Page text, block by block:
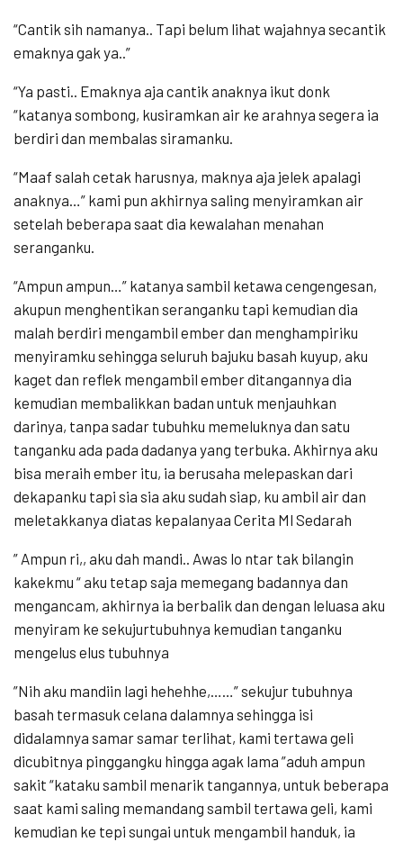
“Cantik sih namanya.. Tapi belum lihat wajahnya secantik
emaknya gak ya..”
“Ya pasti.. Emaknya aja cantik anaknya ikut donk
“katanya sombong, kusiramkan air ke arahnya segera ia
berdiri dan membalas siramanku.
“Maaf salah cetak harusnya, maknya aja jelek apalagi
anaknya…” kami pun akhirnya saling menyiramkan air
setelah beberapa saat dia kewalahan menahan
seranganku.
“Ampun ampun…” katanya sambil ketawa cengengesan,
akupun menghentikan seranganku tapi kemudian dia
malah berdiri mengambil ember dan menghampiriku
menyiramku sehingga seluruh bajuku basah kuyup, aku
kaget dan reflek mengambil ember ditangannya dia
kemudian membalikkan badan untuk menjauhkan
darinya, tanpa sadar tubuhku memeluknya dan satu
tanganku ada pada dadanya yang terbuka. Akhirnya aku
bisa meraih ember itu, ia berusaha melepaskan dari
dekapanku tapi sia sia aku sudah siap, ku ambil air dan
meletakkanya diatas kepalanyaa Cerita Ml Sedarah
” Ampun ri,, aku dah mandi.. Awas lo ntar tak bilangin
kakekmu “ aku tetap saja memegang badannya dan
mengancam, akhirnya ia berbalik dan dengan leluasa aku
menyiram ke sekujurtubuhnya kemudian tanganku
mengelus elus tubuhnya
”Nih aku mandiin lagi hehehhe,……” sekujur tubuhnya
basah termasuk celana dalamnya sehingga isi
didalamnya samar samar terlihat, kami tertawa geli
dicubitnya pinggangku hingga agak lama ”aduh ampun
sakit “kataku sambil menarik tangannya, untuk beberapa
saat kami saling memandang sambil tertawa geli, kami
kemudian ke tepi sungai untuk mengambil handuk, ia